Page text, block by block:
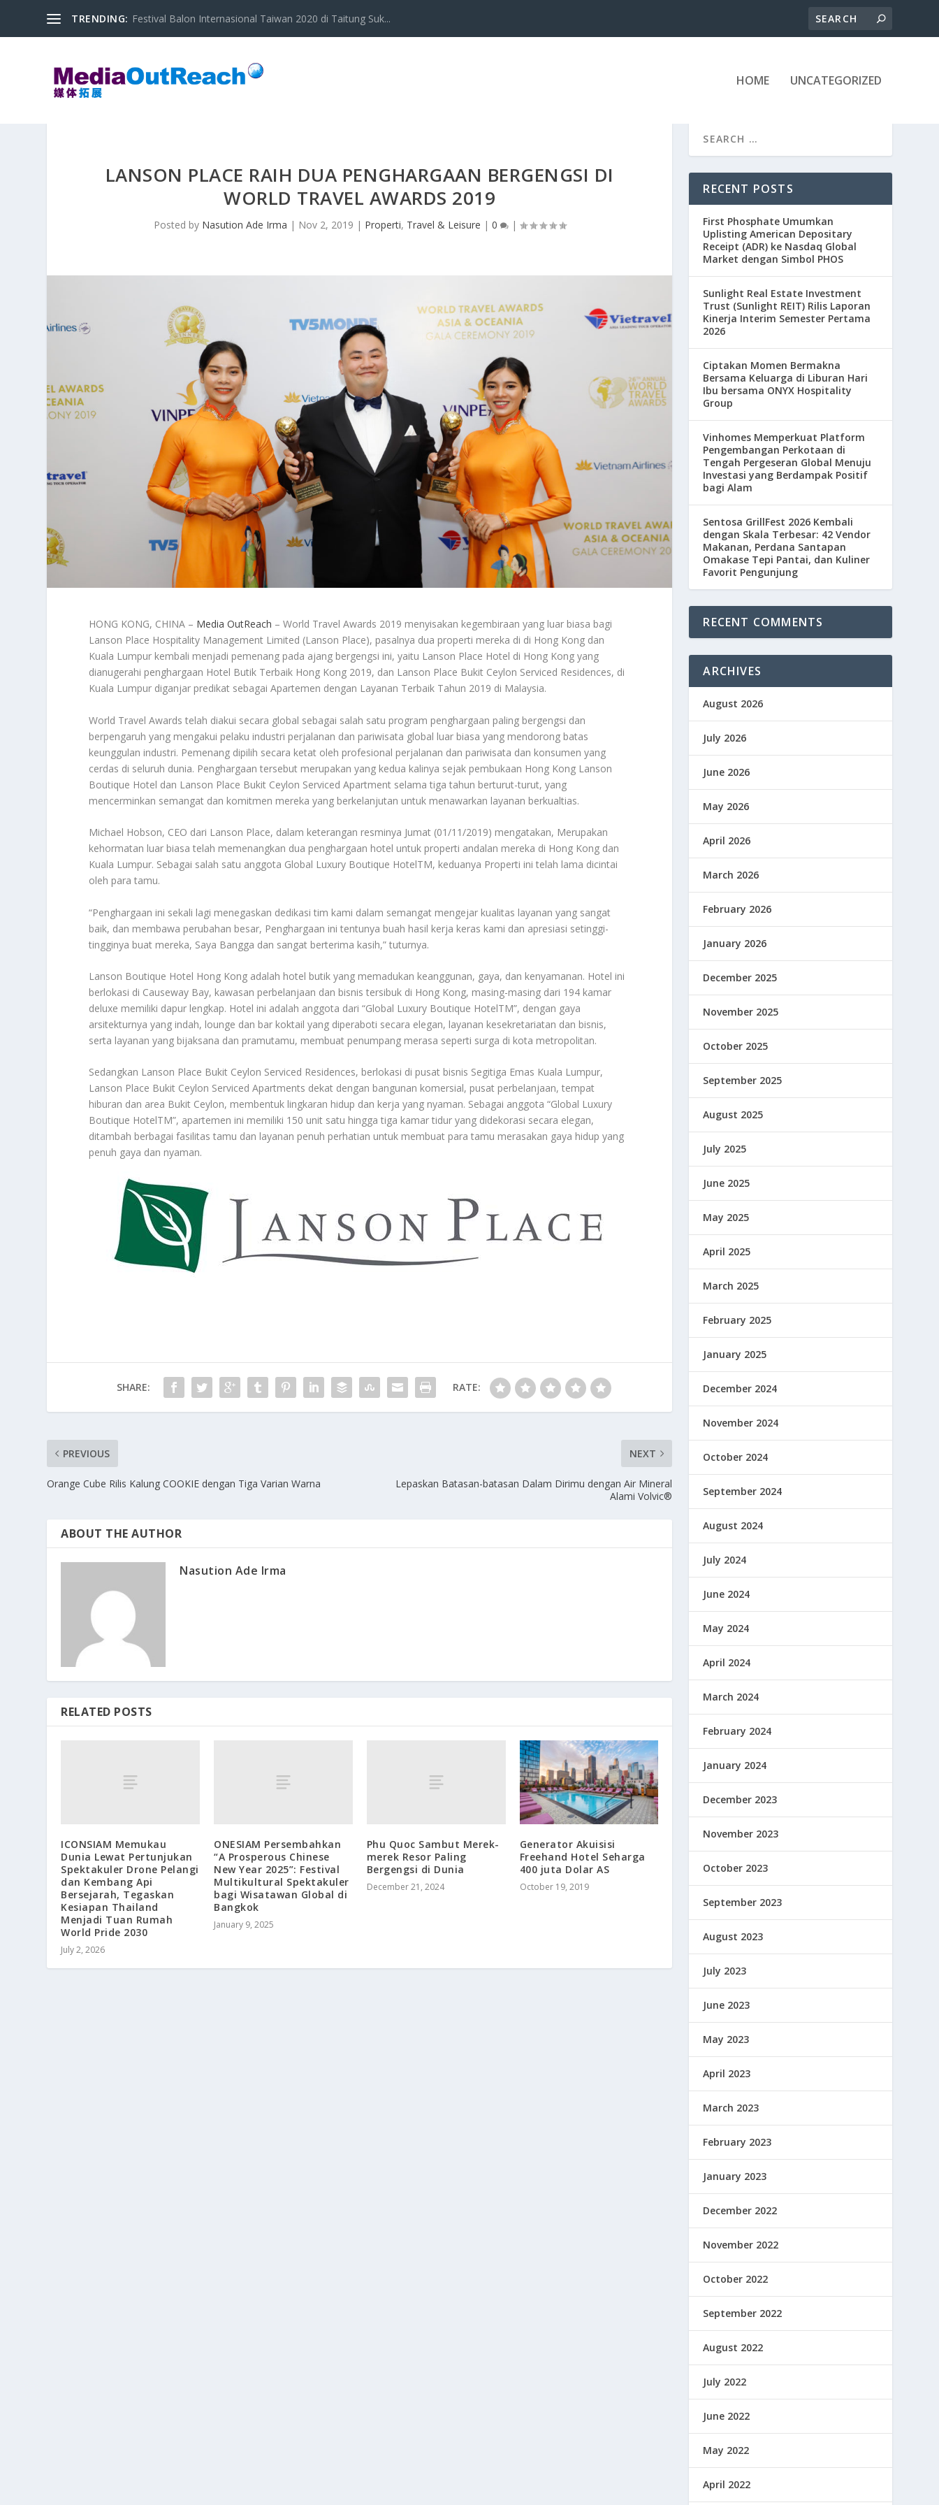
TRENDING: Festival Balon Internasional Taiwan 2020 di Taitung Suk...
HOME UNCATEGORIZED
LANSON PLACE RAIH DUA PENGHARGAAN BERGENGSI DI
WORLD TRAVEL AWARDS 2019
Posted by Nasution Ade Irma | Nov 2, 2019 | Properti, Travel & Leisure | 0 |
HONG KONG, CHINA – Media OutReach – World Travel Awards 2019 menyisakan kegembiraan yang luar biasa bagi
Lanson Place Hospitality Management Limited (Lanson Place), pasalnya dua properti mereka di di Hong Kong dan
Kuala Lumpur kembali menjadi pemenang pada ajang bergengsi ini, yaitu Lanson Place Hotel di Hong Kong yang
dianugerahi penghargaan Hotel Butik Terbaik Hong Kong 2019, dan Lanson Place Bukit Ceylon Serviced Residences, di
Kuala Lumpur diganjar predikat sebagai Apartemen dengan Layanan Terbaik Tahun 2019 di Malaysia.
World Travel Awards telah diakui secara global sebagai salah satu program penghargaan paling bergengsi dan
berpengaruh yang mengakui pelaku industri perjalanan dan pariwisata global luar biasa yang mendorong batas
keunggulan industri. Pemenang dipilih secara ketat oleh profesional perjalanan dan pariwisata dan konsumen yang
cerdas di seluruh dunia. Penghargaan tersebut merupakan yang kedua kalinya sejak pembukaan Hong Kong Lanson
Boutique Hotel dan Lanson Place Bukit Ceylon Serviced Apartment selama tiga tahun berturut-turut, yang
mencerminkan semangat dan komitmen mereka yang berkelanjutan untuk menawarkan layanan berkualtias.
Michael Hobson, CEO dari Lanson Place, dalam keterangan resminya Jumat (01/11/2019) mengatakan, Merupakan
kehormatan luar biasa telah memenangkan dua penghargaan hotel untuk properti andalan mereka di Hong Kong dan
Kuala Lumpur. Sebagai salah satu anggota Global Luxury Boutique HotelTM, keduanya Properti ini telah lama dicintai
oleh para tamu.
“Penghargaan ini sekali lagi menegaskan dedikasi tim kami dalam semangat mengejar kualitas layanan yang sangat
baik, dan membawa perubahan besar, Penghargaan ini tentunya buah hasil kerja keras kami dan apresiasi setinggi-
tingginya buat mereka, Saya Bangga dan sangat berterima kasih,” tuturnya.
Lanson Boutique Hotel Hong Kong adalah hotel butik yang memadukan keanggunan, gaya, dan kenyamanan. Hotel ini
berlokasi di Causeway Bay, kawasan perbelanjaan dan bisnis tersibuk di Hong Kong, masing-masing dari 194 kamar
deluxe memiliki dapur lengkap. Hotel ini adalah anggota dari “Global Luxury Boutique HotelTM”, dengan gaya
arsitekturnya yang indah, lounge dan bar koktail yang diperaboti secara elegan, layanan kesekretariatan dan bisnis,
serta layanan yang bijaksana dan pramutamu, membuat penumpang merasa seperti surga di kota metropolitan.
Sedangkan Lanson Place Bukit Ceylon Serviced Residences, berlokasi di pusat bisnis Segitiga Emas Kuala Lumpur,
Lanson Place Bukit Ceylon Serviced Apartments dekat dengan bangunan komersial, pusat perbelanjaan, tempat
hiburan dan area Bukit Ceylon, membentuk lingkaran hidup dan kerja yang nyaman. Sebagai anggota “Global Luxury
Boutique HotelTM”, apartemen ini memiliki 150 unit satu hingga tiga kamar tidur yang didekorasi secara elegan,
ditambah berbagai fasilitas tamu dan layanan penuh perhatian untuk membuat para tamu merasakan gaya hidup yang
penuh gaya dan nyaman.
SHARE: RATE:
PREVIOUS
Orange Cube Rilis Kalung COOKIE dengan Tiga Varian Warna
NEXT
Lepaskan Batasan-batasan Dalam Dirimu dengan Air Mineral
Alami Volvic®
ABOUT THE AUTHOR
Nasution Ade Irma
RELATED POSTS
ICONSIAM Memukau
Dunia Lewat Pertunjukan
Spektakuler Drone Pelangi
dan Kembang Api
Bersejarah, Tegaskan
Kesiapan Thailand
Menjadi Tuan Rumah
World Pride 2030
July 2, 2026
ONESIAM Persembahkan
“A Prosperous Chinese
New Year 2025”: Festival
Multikultural Spektakuler
bagi Wisatawan Global di
Bangkok
January 9, 2025
Phu Quoc Sambut Merek-
merek Resor Paling
Bergengsi di Dunia
December 21, 2024
Generator Akuisisi
Freehand Hotel Seharga
400 juta Dolar AS
October 19, 2019
RECENT POSTS
First Phosphate Umumkan
Uplisting American Depositary
Receipt (ADR) ke Nasdaq Global
Market dengan Simbol PHOS
Sunlight Real Estate Investment
Trust (Sunlight REIT) Rilis Laporan
Kinerja Interim Semester Pertama
2026
Ciptakan Momen Bermakna
Bersama Keluarga di Liburan Hari
Ibu bersama ONYX Hospitality
Group
Vinhomes Memperkuat Platform
Pengembangan Perkotaan di
Tengah Pergeseran Global Menuju
Investasi yang Berdampak Positif
bagi Alam
Sentosa GrillFest 2026 Kembali
dengan Skala Terbesar: 42 Vendor
Makanan, Perdana Santapan
Omakase Tepi Pantai, dan Kuliner
Favorit Pengunjung
RECENT COMMENTS
ARCHIVES
August 2026
July 2026
June 2026
May 2026
April 2026
March 2026
February 2026
January 2026
December 2025
November 2025
October 2025
September 2025
August 2025
July 2025
June 2025
May 2025
April 2025
March 2025
February 2025
January 2025
December 2024
November 2024
October 2024
September 2024
August 2024
July 2024
June 2024
May 2024
April 2024
March 2024
February 2024
January 2024
December 2023
November 2023
October 2023
September 2023
August 2023
July 2023
June 2023
May 2023
April 2023
March 2023
February 2023
January 2023
December 2022
November 2022
October 2022
September 2022
August 2022
July 2022
June 2022
May 2022
April 2022